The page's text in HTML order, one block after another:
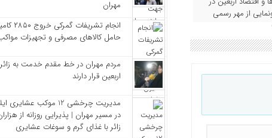
از مهر رسمی
مهران
انجام تشریفات
حامل کالاهای مصرفی و تجهیزات
مردم مهران در خط مقدم خدمت به
اربعین قرار دارند
مدیریت چرخشی 12 موکب‌ عشایری
در مسیر مهران | پذیرایی روزانه از
زائر با غذای گرم و سوغات عشایری